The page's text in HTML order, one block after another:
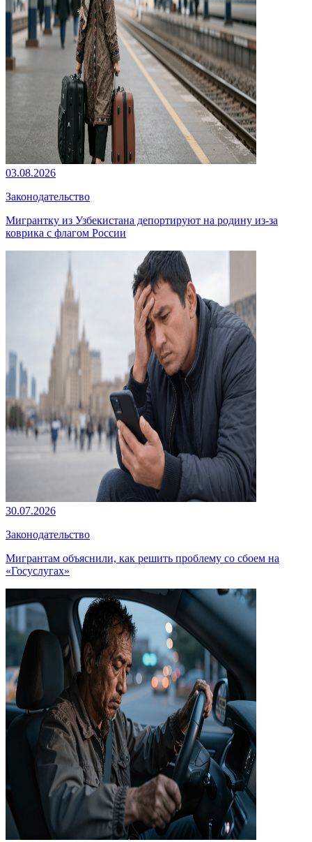
03.08.2026
Законодательство
Мигрантку из Узбекистана депортируют на родину из-за
коврика с флагом России
30.07.2026
Законодательство
Мигрантам объяснили, как решить проблему со сбоем на
«Госуслугах»